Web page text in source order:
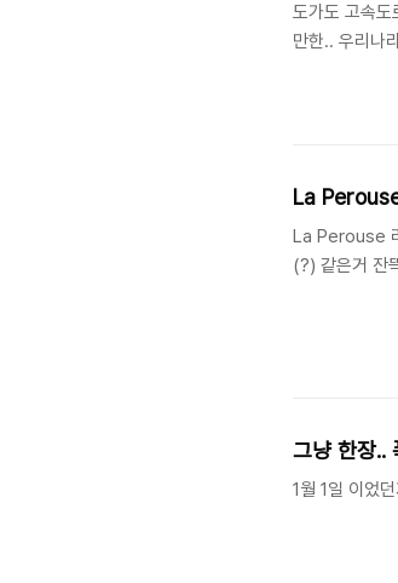
도가도 고속도
만한.. 우리나
La
La Perouse
(?) 같은거 잔
그냥 한장..
1월 1일 이었